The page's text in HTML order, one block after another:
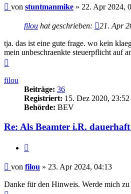
Beitrag
von stuntmanmike » 22. Apr 2024,
filou hat geschrieben: 21. Apr
tja. das ist eine gute frage. wo kein
mein unbeschraenkte steuerpflicht auf
filou
Beiträge: 36
Registriert: 15. Dez 2020, 23:52
Behörde: BEV
Re: Als Beamter i.R.
Beitrag
von filou » 23. Apr 2024, 04:13
Danke für den Hinweis. Werde mich